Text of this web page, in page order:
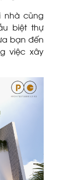
nhà cũng
biệt thự
bạn đến
việc xây